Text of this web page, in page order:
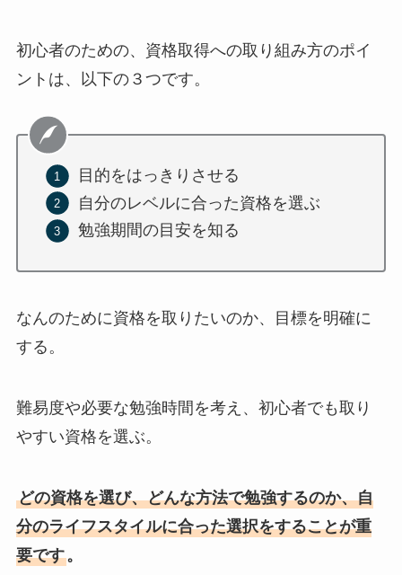
初心者のための、資格取得への取り組み方のポイ
ントは、以下の３つです。
目的をはっきりさせる
自分のレベルに合った資格を選ぶ
勉強期間の目安を知る
なんのために資格を取りたいのか、目標を明確に
する。
難易度や必要な勉強時間を考え、初心者でも取り
やすい資格を選ぶ。
どの資格を選び、どんな方法で勉強するのか、自
分のライフスタイルに合った選択をすることが重
要です。